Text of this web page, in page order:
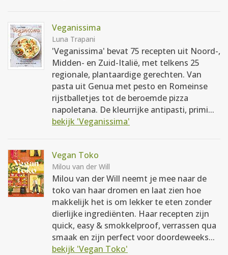
Veganissima
Luna Trapani
'Veganissima' bevat 75 recepten uit Noord-,
Midden- en Zuid-Italië, met telkens 25
regionale, plantaardige gerechten. Van
pasta uit Genua met pesto en Romeinse
rijstballetjes tot de beroemde pizza
napoletana. De kleurrijke antipasti, primi...
bekijk 'Veganissima'
Vegan Toko
Milou van der Will
Milou van der Will neemt je mee naar de
toko van haar dromen en laat zien hoe
makkelijk het is om lekker te eten zonder
dierlijke ingrediënten. Haar recepten zijn
quick, easy & smokkelproof, verrassen qua
smaak en zijn perfect voor doordeweeks...
bekijk 'Vegan Toko'